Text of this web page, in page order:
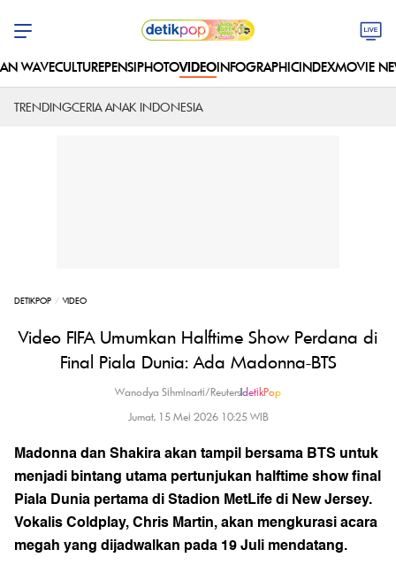
WAVECULTUREPENSIPHOTOVIDEOINFOGRAPHICINDEXMOVIE
TRENDINGCERIA ANAK INDONESIA
DETIKPOP VIDEO
Video FIFA Umumkan Halftime Show Perdana di
Final Piala Dunia: Ada Madonna-BTS
Wanodya Sihminarti/Reuters|detikPop
Jumat, 15 Mei 2026 10:25 WIB
Madonna dan Shakira akan tampil bersama BTS untuk
menjadi bintang utama pertunjukan halftime show final
Piala Dunia pertama di Stadion MetLife di New Jersey.
Vokalis Coldplay, Chris Martin, akan mengkurasi acara
megah yang dijadwalkan pada 19 Juli mendatang.